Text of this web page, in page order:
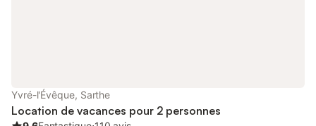
Yvré-l'Évêque, Sarthe
Location de vacances pour 2 personnes